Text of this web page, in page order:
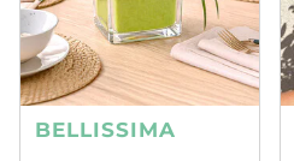
BELLISSIMA